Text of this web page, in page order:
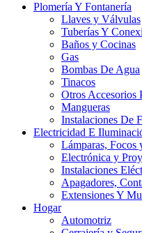
Plomería Y Fontanería
Llaves y Válvulas
Tuberías Y
Baños y Cocinas
Gas
Bombas De Agua
Tinacos
Otros Accesorios
Mangueras
Instalaciones De
Electricidad E
Lámparas, Focos
Electrónica y
Instalaciones
Apagadores,
Extensiones Y
Hogar
Automotriz